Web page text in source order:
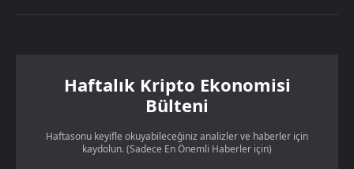
Haftalık Kripto Ekonomisi
Bülteni
Haftasonu keyifle okuyabileceğiniz analizler ve haberler için
kaydolun. (Sadece En Önemli Haberler için)